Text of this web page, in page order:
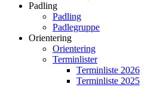
Padling
Padling
Padlegruppe
Orientering
Orientering
Terminlister
Terminliste 2026
Terminliste 2025